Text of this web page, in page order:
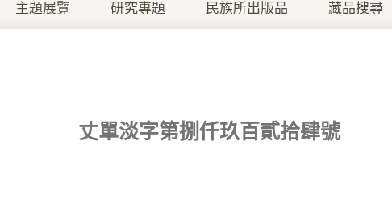
主題展覽 研究專題 民族所出版品 藏品搜尋
丈單淡字第捌仟玖百貳拾肆號